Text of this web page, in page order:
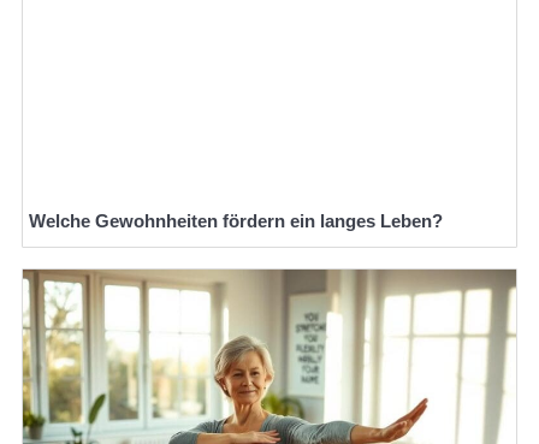
Welche Gewohnheiten fördern ein langes Leben?